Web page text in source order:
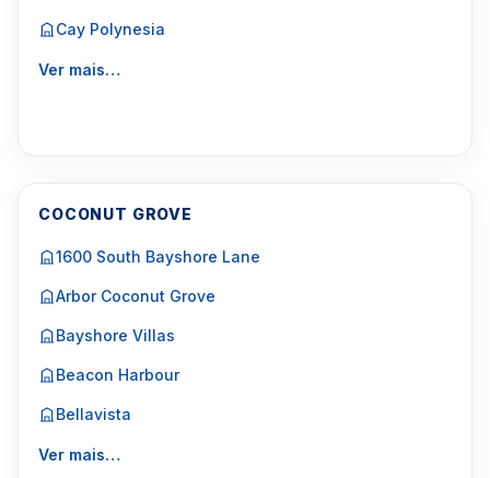
Cay Polynesia
Ver mais…
COCONUT GROVE
1600 South Bayshore Lane
Arbor Coconut Grove
Bayshore Villas
Beacon Harbour
Bellavista
Ver mais…